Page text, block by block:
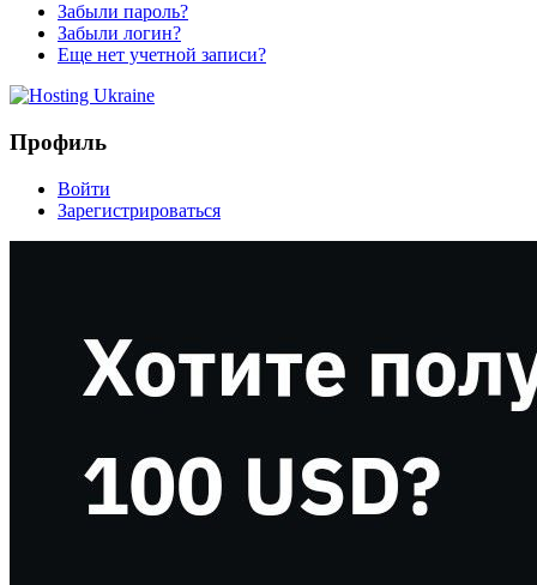
Забыли пароль?
Забыли логин?
Еще нет учетной записи?
Профиль
Войти
Зарегистрироваться